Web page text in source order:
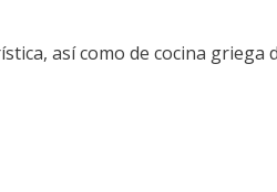
así como de cocina griega